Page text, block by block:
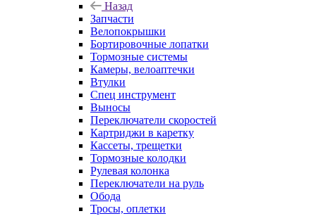
Назад
Запчасти
Велопокрышки
Бортировочные лопатки
Тормозные системы
Камеры, велоаптечки
Втулки
Спец инструмент
Выносы
Переключатели скоростей
Картриджи в каретку
Кассеты, трещетки
Тормозные колодки
Рулевая колонка
Переключатели на руль
Обода
Тросы, оплетки